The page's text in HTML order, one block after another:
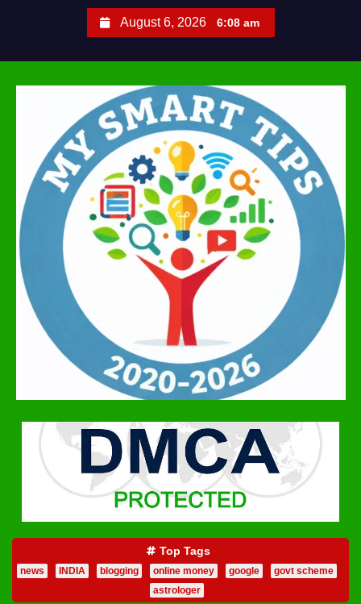
August 6, 2026 6:08 am
Top Tags
news INDIA blogging online money google
govt scheme
astrologer